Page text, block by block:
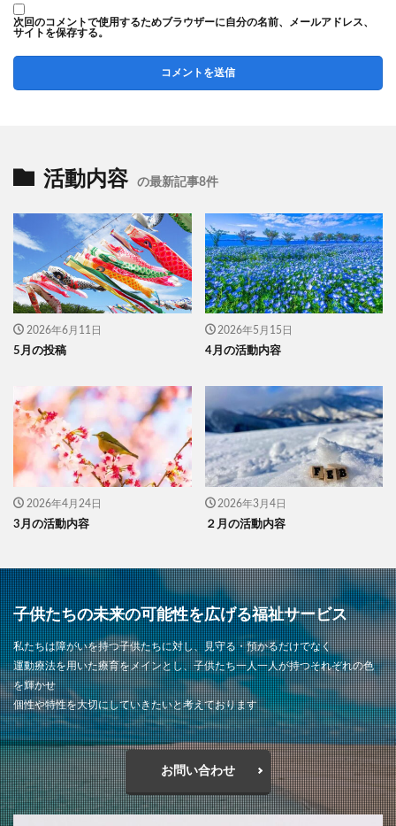
次回のコメントで使用するためブラウザーに自分の名前、メールアドレス、
サイトを保存する。
活動内容 の最新記事8件
2026年6月11日
5月の投稿
2026年5月15日
4月の活動内容
2026年4月24日
3月の活動内容
2026年3月4日
２月の活動内容
子供たちの未来の可能性を広げる福祉サービス
私たちは障がいを持つ子供たちに対し、見守る・預かるだけでなく
運動療法を用いた療育をメインとし、子供たち一人一人が持つそれぞれの色
を輝かせ
個性や特性を大切にしていきたいと考えております
お問い合わせ